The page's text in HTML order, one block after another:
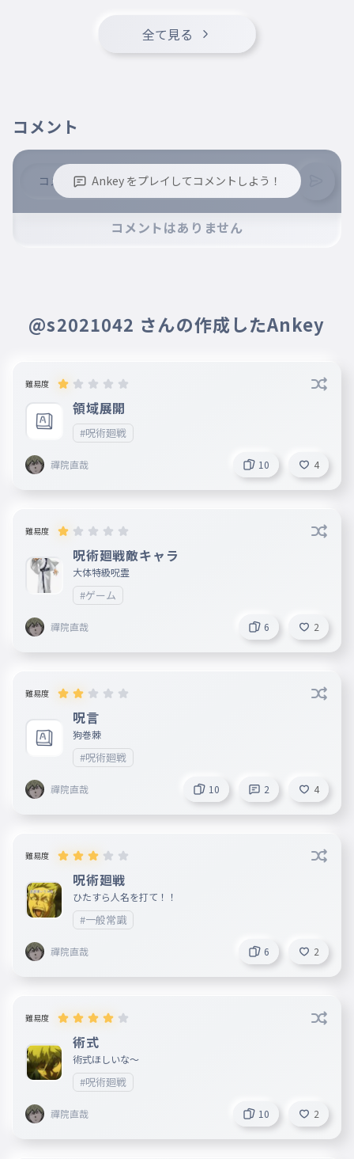
全て見る
コメント
Ankey をプレイしてコメントしよう！
※コメントするには、ログインが必要です。
コメントはありません
@s2021042 さんの作成したAnkey
難易度
領域展開
#呪術廻戦
禪院直哉 10 4
難易度
呪術廻戦敵キャラ
大体特級呪霊
#ゲーム
禪院直哉 6 2
難易度
呪言
狗巻棘
#呪術廻戦
禪院直哉 10 2 4
難易度
呪術廻戦
ひたすら人名を打て！！
#一般常識
禪院直哉 6 2
難易度
術式
術式ほしいな～
#呪術廻戦
禪院直哉 10 2